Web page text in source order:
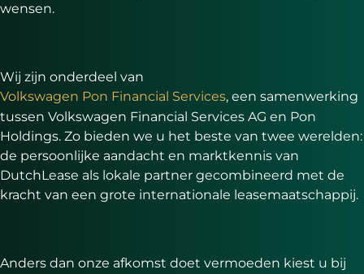
wensen.
Wij zijn onderdeel van
Volkswagen Pon Financial Services, een samenwerking
tussen Volkswagen Financial Services AG en Pon
Holdings. Zo bieden we u het beste van twee werelden:
de persoonlijke aandacht en marktkennis van
DutchLease als lokale partner gecombineerd met de
kracht van een grote internationale leasemaatschappij.
Anders dan onze afkomst doet vermoeden kiest u bij